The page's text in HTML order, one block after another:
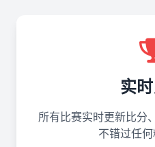
实
所有比赛实时更新比分
不错过任何